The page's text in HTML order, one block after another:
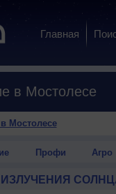
Главная
в Мостолесе
в Мостолесе
Профи Агро